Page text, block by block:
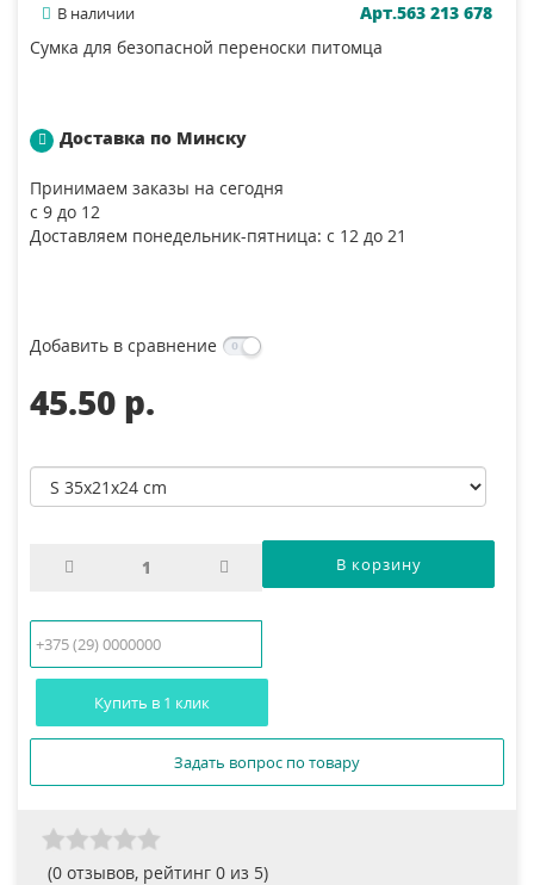
В наличии
Арт.563 213 678
Сумка для безопасной переноски питомца
Доставка по Минску
Принимаем заказы на сегодня
с 9 до 12
Доставляем понедельник-пятница: с 12 до 21
Добавить в сравнение
45.50 p.
Купить в 1 клик
Задать вопрос по товару
(0 отзывов, рейтинг 0 из 5)